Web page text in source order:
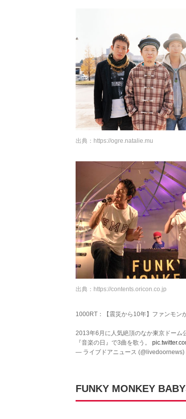
出典： https://ogre.natalie.mu
出典： https://contents.oricon.co.jp
1000RT：【震災から10年】ファンモン
2013年6月に人気絶頂のなか東京ドーム
『音楽の日』で3曲を歌う。
— ライブドアニュース (@livedoornews)
FUNKY MONKEY